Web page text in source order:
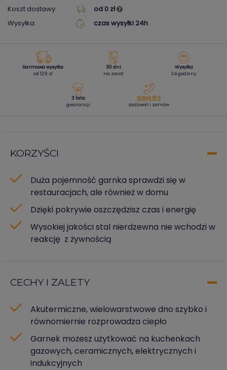
Koszt dostawy:
od 0 zł
Wysyłka:
czas wysyłki 24h
Darmowa wysyłka
od 129 zł
30 dni
na zwrot
Wysyłka
24 godziny
3 lata
gwarancji
61 846 51 11
zadzwoń i zamów
KORZYŚCI
Duża pojemność garnka sprawdzi się w
restauracjach, ale również w domu
Dzięki pokrywie oszczędzisz czas i energię
Wysokiej jakości stal nierdzewna nie wchodzi w
reakcję z żywnością
CECHY I ZALETY
Akutermiczne, wielowarstwowe dno szybko i
równomiernie rozprowadza ciepło
Garnek możesz użytkować na kuchenkach
gazowych, ceramicznych, elektrycznych i
indukcyjnych